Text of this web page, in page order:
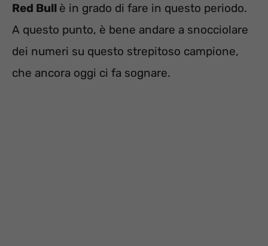
Red Bull è in grado di fare in questo periodo.
A questo punto, è bene andare a snocciolare
dei numeri su questo strepitoso campione,
che ancora oggi ci fa sognare.